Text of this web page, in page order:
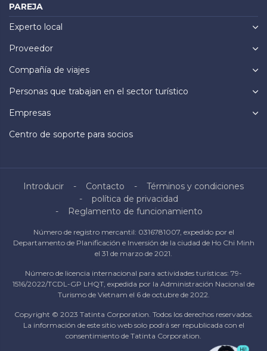
PAREJA
Experto local
Proveedor
Compañía de viajes
Personas que trabajan en el sector turístico
Empresas
Centro de soporte para socios
Introducir Contacto
Términos y condiciones
política de privacidad
Reglamento de funcionamiento
Número de registro mercantil: 0316781007, expedido por el
Departamento de Planificación e Inversión de la ciudad de Ho Chi Minh
el 31 de marzo de 2021.
Número de licencia internacional para actividades turísticas: 79-
1516/2022/TCDL-GP LHQT, expedida por la Administración Nacional de
Turismo de Vietnam el 6 de octubre de 2022.
Copyright © 2023 Tatinta Corporation. Todos los derechos reservados.
La información de este sitio web solo podrá ser republicada con el
consentimiento de Tatinta Corporation.